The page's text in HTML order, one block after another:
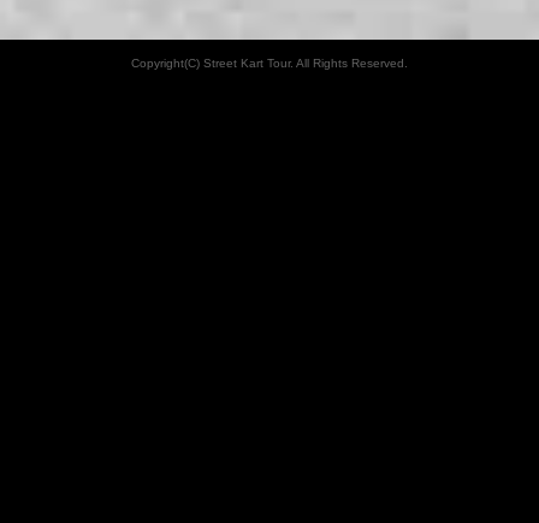
Copyright(C) Street Kart Tour. All Rights Reserved.